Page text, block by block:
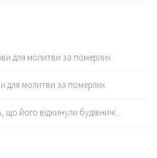
для молитви за померлих
для молитви за померлих
що його відкинули будівничі…